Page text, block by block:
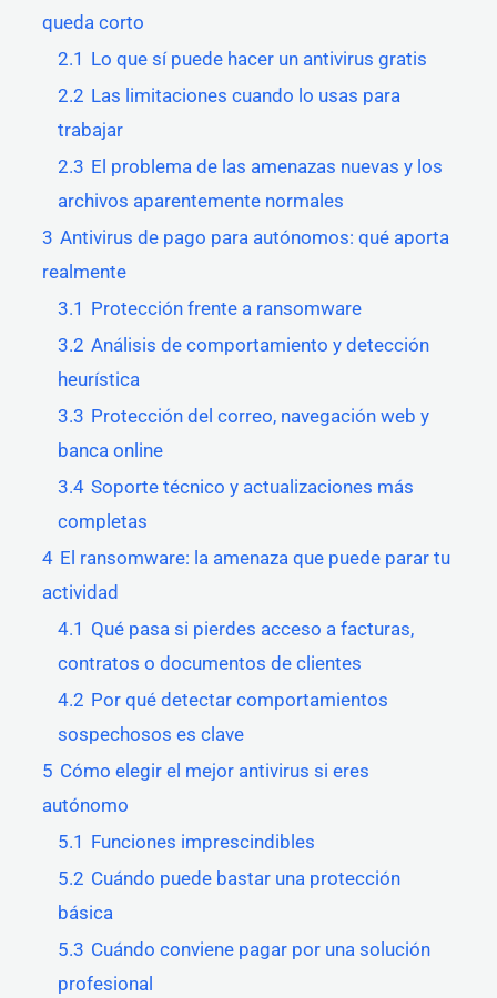
queda corto
2.1 Lo que sí puede hacer un antivirus gratis
2.2 Las limitaciones cuando lo usas para
trabajar
2.3 El problema de las amenazas nuevas y los
archivos aparentemente normales
3 Antivirus de pago para autónomos: qué aporta
realmente
3.1 Protección frente a ransomware
3.2 Análisis de comportamiento y detección
heurística
3.3 Protección del correo, navegación web y
banca online
3.4 Soporte técnico y actualizaciones más
completas
4 El ransomware: la amenaza que puede parar tu
actividad
4.1 Qué pasa si pierdes acceso a facturas,
contratos o documentos de clientes
4.2 Por qué detectar comportamientos
sospechosos es clave
5 Cómo elegir el mejor antivirus si eres
autónomo
5.1 Funciones imprescindibles
5.2 Cuándo puede bastar una protección
básica
5.3 Cuándo conviene pagar por una solución
profesional